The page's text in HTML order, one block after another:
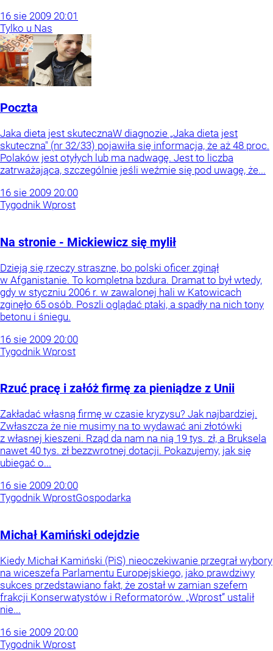
16 sie 2009 20:01
Tylko u Nas
Poczta
Jaka dieta jest skutecznaW diagnozie „Jaka dieta jest
skuteczna" (nr 32/33) pojawiła się informacja, że aż 48 proc.
Polaków jest otyłych lub ma nadwagę. Jest to liczba
zatrważająca, szczególnie jeśli weźmie się pod uwagę, że...
16 sie 2009 20:00
Tygodnik Wprost
Na stronie - Mickiewicz się mylił
Dzieją się rzeczy straszne, bo polski oficer zginął
w Afganistanie. To kompletna bzdura. Dramat to był wtedy,
gdy w styczniu 2006 r. w zawalonej hali w Katowicach
zginęło 65 osób. Poszli oglądać ptaki, a spadły na nich tony
betonu i śniegu.
16 sie 2009 20:00
Tygodnik Wprost
Rzuć pracę i załóż firmę za pieniądze z Unii
Zakładać własną firmę w czasie kryzysu? Jak najbardziej.
Zwłaszcza że nie musimy na to wydawać ani złotówki
z własnej kieszeni. Rząd da nam na nią 19 tys. zł, a Bruksela
nawet 40 tys. zł bezzwrotnej dotacji. Pokazujemy, jak się
ubiegać o...
16 sie 2009 20:00
Tygodnik WprostGospodarka
Michał Kamiński odejdzie
Kiedy Michał Kamiński (PiS) nieoczekiwanie przegrał wybory
na wiceszefa Parlamentu Europejskiego, jako prawdziwy
sukces przedstawiano fakt, że został w zamian szefem
frakcji Konserwatystów i Reformatorów. „Wprost” ustalił
nie...
16 sie 2009 20:00
Tygodnik Wprost